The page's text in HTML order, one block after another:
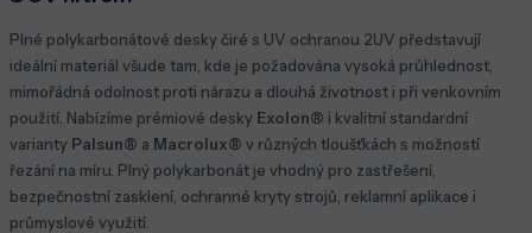
Plné polykarbonátové desky čiré s UV ochranou 2UV představují
ideální materiál všude tam, kde je požadována vysoká průhlednost,
mimořádná odolnost proti nárazu a dlouhá životnost i při venkovním
použití. Nabízíme prémiové desky Exolon® i kvalitní standardní
varianty Palsun® a Macrolux® v různých tloušťkách s možností
řezání na míru. Plný polykarbonát je vhodný pro zastřešení,
bezpečnostní zasklení, ochranné kryty strojů, reklamní aplikace i
průmyslové využití.